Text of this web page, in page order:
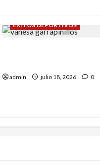
ÉXITOS DEPORTIVOS
admin julio 18, 2026 0